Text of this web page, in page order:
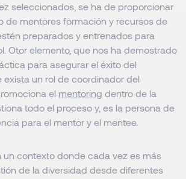
seleccionados, se ha de proporcionar
de mentores formación y recursos de
preparados y entrenados para
Otor elemento, que nos ha demostrado
para asegurar el éxito del
exista un rol de coordinador del
el mentoring dentro de la
todo el proceso y, es la persona de
para el mentor y el mentee.
un contexto donde cada vez es más
de la diversidad desde diferentes